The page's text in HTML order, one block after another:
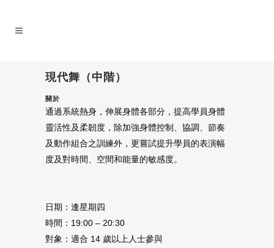
現代舞（中階）
關於
通過系統熱身，伸展身體各部分，提高學員身體
靈活性及柔韌度，除加強身體控制、協調、節奏
及動作組合之訓練外，更嘗試提升學員的表演幅
度及對時間、空間和能量的敏感度。
日期：逢星期四
時間：19:00 – 20:30
對象：適合 14 歲以上人士參與